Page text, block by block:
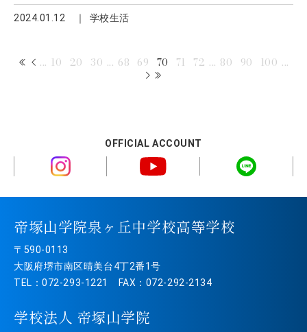
2024.01.12 学校生活
... 10 20 30 ... 68 69 70 71 72 ... 80 90 100 ...
OFFICIAL ACCOUNT
帝塚山学院泉ヶ丘中学校高等学校
〒590-0113
大阪府堺市南区晴美台4丁2番1号
TEL：072-293-1221 FAX：072-292-2134
学校法人 帝塚山学院